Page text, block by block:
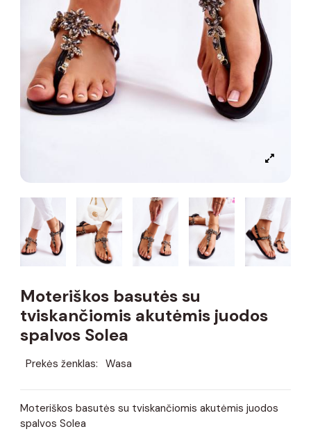
Moteriškos basutės su
tviskančiomis akutėmis juodos
spalvos Solea
Prekės ženklas: Wasa
Moteriškos basutės su tviskančiomis akutėmis juodos
spalvos Solea